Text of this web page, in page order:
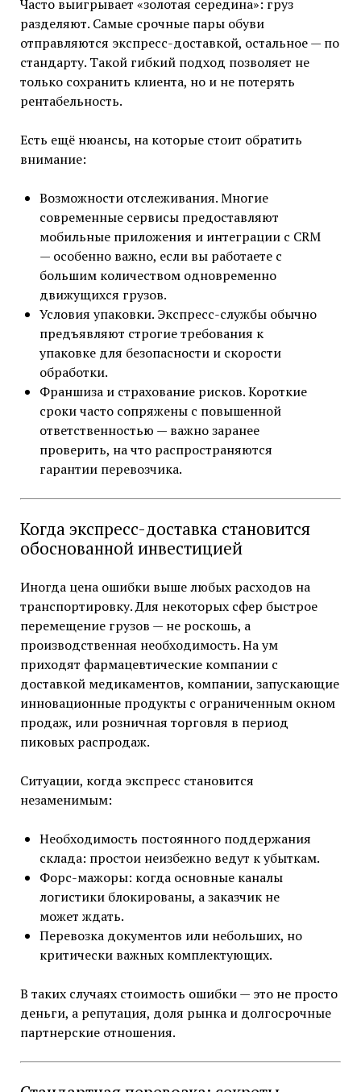
Часто выигрывает «золотая середина»: груз
разделяют. Самые срочные пары обуви
отправляются экспресс-доставкой, остальное — по
стандарту. Такой гибкий подход позволяет не
только сохранить клиента, но и не потерять
рентабельность.
Есть ещё нюансы, на которые стоит обратить
внимание:
Возможности отслеживания. Многие
современные сервисы предоставляют
мобильные приложения и интеграции с CRM
— особенно важно, если вы работаете с
большим количеством одновременно
движущихся грузов.
Условия упаковки. Экспресс-службы обычно
предъявляют строгие требования к
упаковке для безопасности и скорости
обработки.
Франшиза и страхование рисков. Короткие
сроки часто сопряжены с повышенной
ответственностью — важно заранее
проверить, на что распространяются
гарантии перевозчика.
Когда экспресс-доставка становится
обоснованной инвестицией
Иногда цена ошибки выше любых расходов на
транспортировку. Для некоторых сфер быстрое
перемещение грузов — не роскошь, а
производственная необходимость. На ум
приходят фармацевтические компании с
доставкой медикаментов, компании, запускающие
инновационные продукты с ограниченным окном
продаж, или розничная торговля в период
пиковых распродаж.
Ситуации, когда экспресс становится
незаменимым:
Необходимость постоянного поддержания
склада: простои неизбежно ведут к убыткам.
Форс-мажоры: когда основные каналы
логистики блокированы, а заказчик не
может ждать.
Перевозка документов или небольших, но
критически важных комплектующих.
В таких случаях стоимость ошибки — это не просто
деньги, а репутация, доля рынка и долгосрочные
партнерские отношения.